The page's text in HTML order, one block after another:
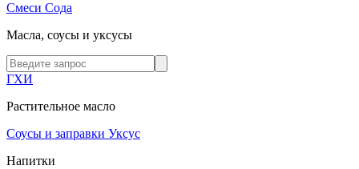
Смеси Сода
Масла, соусы и уксусы
ГХИ
Растительное масло
Соусы и заправки Уксус
Напитки